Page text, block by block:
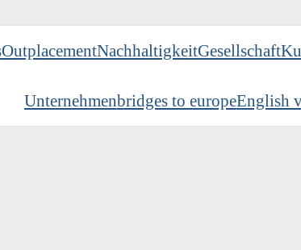
OutplacementNachhaltigkeitGesellschaft
Unternehmenbridges to europeEnglish